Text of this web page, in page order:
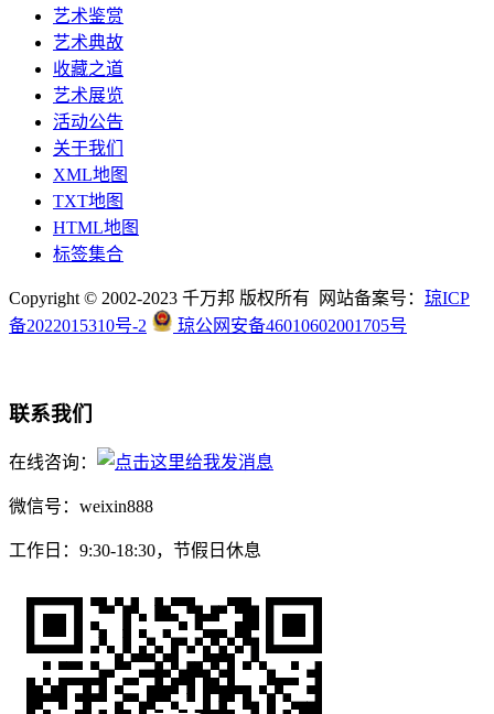
艺术鉴赏
艺术典故
收藏之道
艺术展览
活动公告
关于我们
XML地图
TXT地图
HTML地图
标签集合
Copyright © 2002-2023 千万邦 版权所有 网站备案号： 琼ICP
备2022015310号-2
琼公网安备46010602001705号
联系我们
在线咨询：
微信号：weixin888
工作日：9:30-18:30，节假日休息